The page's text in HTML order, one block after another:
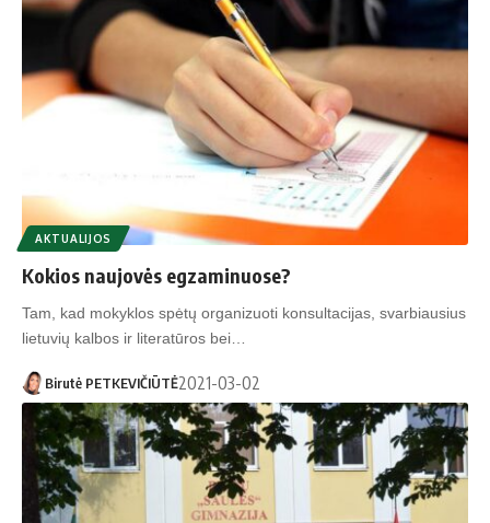
AKTUALIJOS
Kokios naujovės egzaminuose?
Tam, kad mokyklos spėtų organizuoti konsultacijas, svarbiausius
lietuvių kalbos ir literatūros bei…
Birutė PETKEVIČIŪTĖ2021-03-02